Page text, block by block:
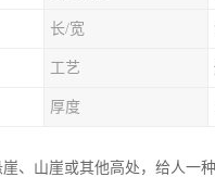
长/宽
工艺
厚度
、山崖或其他高处，给人一